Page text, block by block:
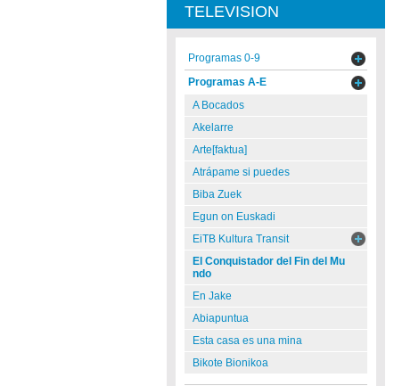
TELEVISION
Programas 0-9
Programas A-E
A Bocados
Akelarre
Arte[faktua]
Atrápame si puedes
Biba Zuek
Egun on Euskadi
EiTB Kultura Transit
El Conquistador del Fin del Mu
ndo
En Jake
Abiapuntua
Esta casa es una mina
Bikote Bionikoa